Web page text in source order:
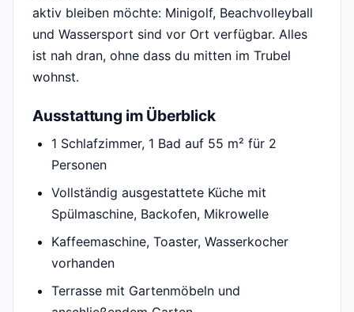
aktiv bleiben möchte: Minigolf, Beachvolleyball
und Wassersport sind vor Ort verfügbar. Alles
ist nah dran, ohne dass du mitten im Trubel
wohnst.
Ausstattung im Überblick
1 Schlafzimmer, 1 Bad auf 55 m² für 2
Personen
Vollständig ausgestattete Küche mit
Spülmaschine, Backofen, Mikrowelle
Kaffeemaschine, Toaster, Wasserkocher
vorhanden
Terrasse mit Gartenmöbeln und